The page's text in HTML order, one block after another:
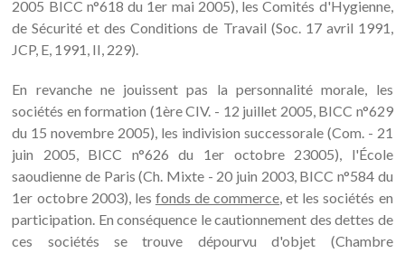
2005 BICC n°618 du 1er mai 2005), les Comités d'Hygienne,
de Sécurité et des Conditions de Travail (Soc. 17 avril 1991,
JCP, E, 1991, II, 229).
En revanche ne jouissent pas la personnalité morale, les
sociétés en formation (1ère CIV. - 12 juillet 2005, BICC n°629
du 15 novembre 2005), les indivision successorale (Com. - 21
juin 2005, BICC n°626 du 1er octobre 23005), l'École
saoudienne de Paris (Ch. Mixte - 20 juin 2003, BICC n°584 du
1er octobre 2003), les fonds de commerce, et les sociétés en
participation. En conséquence le cautionnement des dettes de
ces sociétés se trouve dépourvu d'objet (Chambre